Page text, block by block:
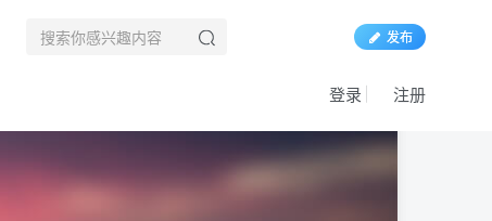
发布
登录 注册